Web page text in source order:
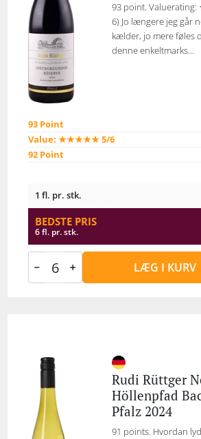
93 point.
6) Jo længere jeg går
kælder, jo mere føles
denne enkeltmarks...
93 Point
Value: ★★★★★ 5/6
92 Point
1 fl. pr. stk.
BEDSTE PRIS
6 fl. pr. stk.
LÆG I KURV
Rudi Rüttger
Höllenpfad
Pfalz 2024
91 points. Hvordan